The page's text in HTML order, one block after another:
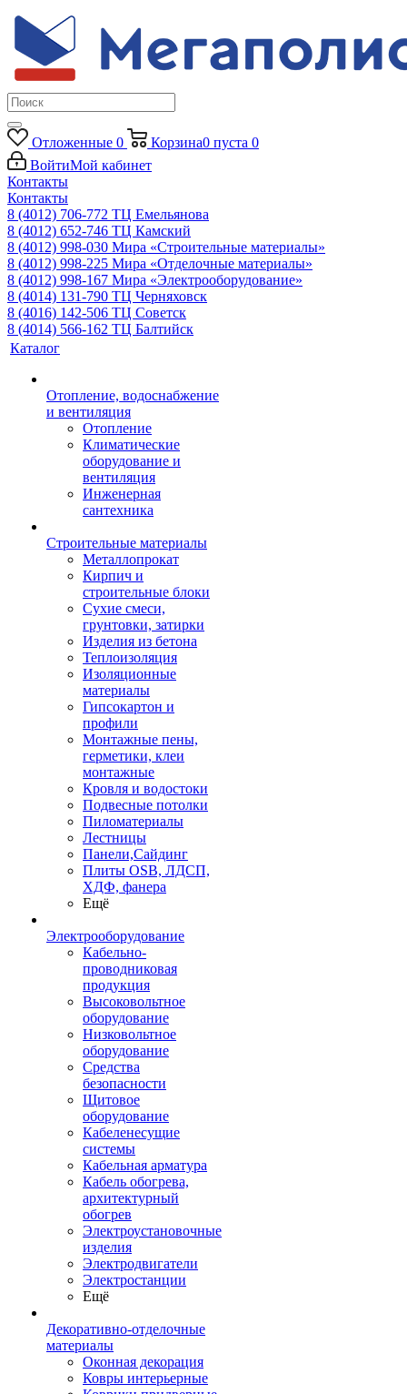
Отложенные 0 Корзина0 пуста 0
ВойтиМой кабинет
Контакты
Контакты
8 (4012) 706-772 ТЦ Емельянова
8 (4012) 652-746 ТЦ Камский
8 (4012) 998-030 Мира «Строительные материалы»
8 (4012) 998-225 Мира «Отделочные материалы»
8 (4012) 998-167 Мира «Электрооборудование»
8 (4014) 131-790 ТЦ Черняховск
8 (4016) 142-506 ТЦ Советск
8 (4014) 566-162 ТЦ Балтийск
Каталог
Отопление, водоснабжение
и вентиляция
Отопление
Климатические
оборудование и
вентиляция
Инженерная
сантехника
Строительные материалы
Металлопрокат
Кирпич и
строительные блоки
Сухие смеси,
грунтовки, затирки
Изделия из бетона
Теплоизоляция
Изоляционные
материалы
Гипсокартон и
профили
Монтажные пены,
герметики, клеи
монтажные
Кровля и водостоки
Подвесные потолки
Пиломатериалы
Лестницы
Панели,Сайдинг
Плиты OSB, ЛДСП,
ХДФ, фанера
Ещё
Электрооборудование
Кабельно-
проводниковая
продукция
Высоковольтное
оборудование
Низковольтное
оборудование
Средства
безопасности
Щитовое
оборудование
Кабеленесущие
системы
Кабельная арматура
Кабель обогрева,
архитектурный
обогрев
Электроустановочные
изделия
Электродвигатели
Электростанции
Ещё
Декоративно-отделочные
материалы
Оконная декорация
Ковры интерьерные